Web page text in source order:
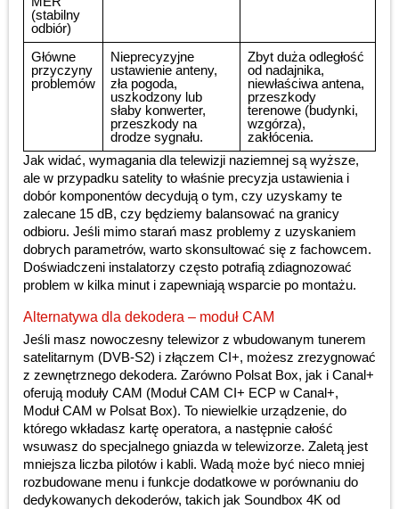
(stabilny
odbiór)
Główne
przyczyny
problemów
Nieprecyzyjne
ustawienie anteny,
zła pogoda,
uszkodzony lub
słaby konwerter,
przeszkody na
drodze sygnału.
Zbyt duża odległość
od nadajnika,
niewłaściwa antena,
przeszkody
terenowe (budynki,
wzgórza),
zakłócenia.
Jak widać, wymagania dla telewizji naziemnej są wyższe,
ale w przypadku satelity to właśnie precyzja ustawienia i
dobór komponentów decydują o tym, czy uzyskamy te
zalecane 15 dB, czy będziemy balansować na granicy
odbioru. Jeśli mimo starań masz problemy z uzyskaniem
dobrych parametrów, warto skonsultować się z fachowcem.
Doświadczeni instalatorzy często potrafią zdiagnozować
problem w kilka minut i zapewniają wsparcie po montażu.
Alternatywa dla dekodera – moduł CAM
Jeśli masz nowoczesny telewizor z wbudowanym tunerem
satelitarnym (DVB-S2) i złączem CI+, możesz zrezygnować
z zewnętrznego dekodera. Zarówno Polsat Box, jak i Canal+
oferują moduły CAM (Moduł CAM CI+ ECP w Canal+,
Moduł CAM w Polsat Box). To niewielkie urządzenie, do
którego wkładasz kartę operatora, a następnie całość
wsuwasz do specjalnego gniazda w telewizorze. Zaletą jest
mniejsza liczba pilotów i kabli. Wadą może być nieco mniej
rozbudowane menu i funkcje dodatkowe w porównaniu do
dedykowanych dekoderów, takich jak Soundbox 4K od